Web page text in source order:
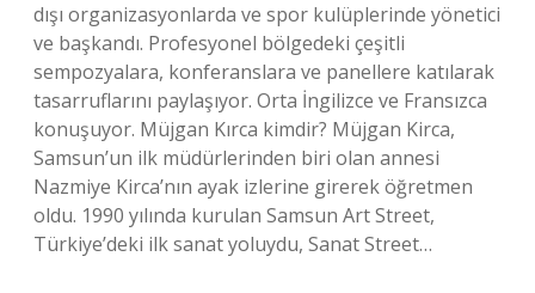
dışı organizasyonlarda ve spor kulüplerinde yönetici
ve başkandı. Profesyonel bölgedeki çeşitli
sempozyalara, konferanslara ve panellere katılarak
tasarruflarını paylaşıyor. Orta İngilizce ve Fransızca
konuşuyor. Müjgan Kırca kimdir? Müjgan Kirca,
Samsun’un ilk müdürlerinden biri olan annesi
Nazmiye Kirca’nın ayak izlerine girerek öğretmen
oldu. 1990 yılında kurulan Samsun Art Street,
Türkiye’deki ilk sanat yoluydu, Sanat Street…